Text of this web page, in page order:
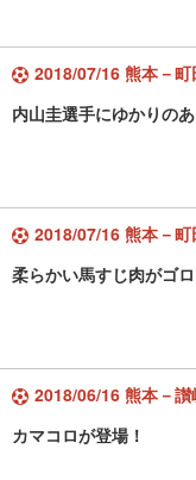
2018/07/16 熊本－町
内山圭選手にゆかりの
2018/07/16 熊本－町
柔らかい馬すじ肉がゴロ
2018/06/16 熊本－讃
カマコロが登場！